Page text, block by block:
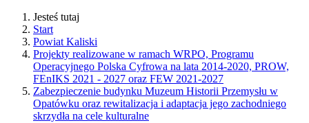
Jesteś tutaj
Start
Powiat Kaliski
Projekty realizowane w ramach WRPO, Programu
Operacyjnego Polska Cyfrowa na lata 2014-2020, PROW,
FEnIKS 2021 - 2027 oraz FEW 2021-2027
Zabezpieczenie budynku Muzeum Historii Przemysłu w
Opatówku oraz rewitalizacja i adaptacja jego zachodniego
skrzydła na cele kulturalne